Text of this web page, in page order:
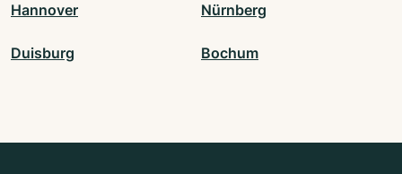
Hannover Nürnberg
Duisburg Bochum